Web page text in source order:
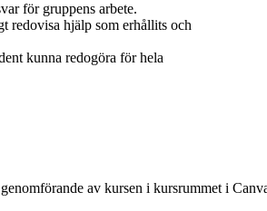
för gruppens arbete.
redovisa hjälp som erhållits och
kunna redogöra för hela
av kursen i kursrummet i